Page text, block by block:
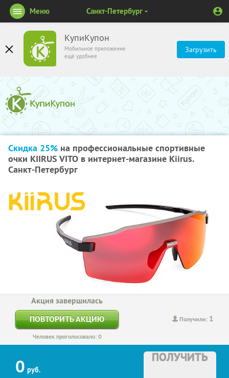
КупиКупон
Мобильное приложение
ещё удобнее
Загрузить
Меню Санкт-Петербург
Скидка 25% на профессиональные спортивные
очки KIIRUS VITO в интернет-магазине Kiirus.
Санкт-Петербург
Получили: 1
Акция завершилась
ПОВТОРИТЬ АКЦИЮ
Человек проголосовало: 0
0 руб.
ПОЛУЧИТЬ